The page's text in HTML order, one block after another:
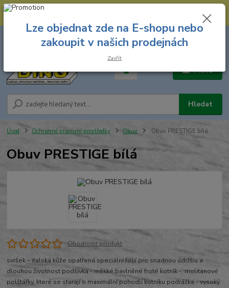
--- Spojovací materiál: 774 431 045 --- Prodejna nářadí: 731 449 423 --
Menu
Hledat
8.00 hod. - 16.00 hod.
za
Úvod Ochranné pracovní prostředky Obuv Obuv PRESTIGE bílá
Obuv PRESTIGE bílá
Ohodnotit produkt
svršek – italská kůže opatřená speciální fólií pro snadnou údržbu a
dlouhou životnost podšívka - měkké bavlněné froté kotník - molitanové
polštářky, které se starají o maximální pohodlí kotníku podrážka - vysoký
Lze objednat zde na E-shopu nebo
zakoupit v našich prodejnách
Zavřít